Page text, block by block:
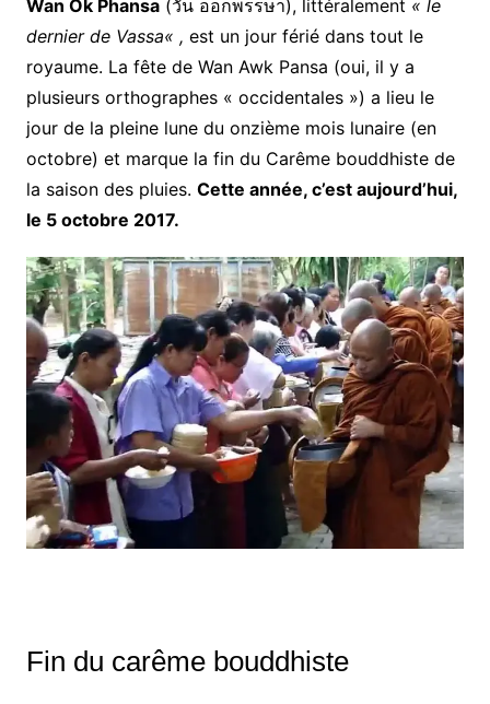
Wan Ok Phansa(วัน ออกพรรษา), littéralement « le
dernier de Vassa« , est un jour férié dans tout le
royaume. La fête de Wan Awk Pansa (oui, il y a
plusieurs orthographes « occidentales ») a lieu le
jour de la pleine lune du onzième mois lunaire (en
octobre) et marque la fin du Carême bouddhiste de
la saison des pluies. Cette année, c’est aujourd’hui,
le 5 octobre 2017.
Fin du carême bouddhiste